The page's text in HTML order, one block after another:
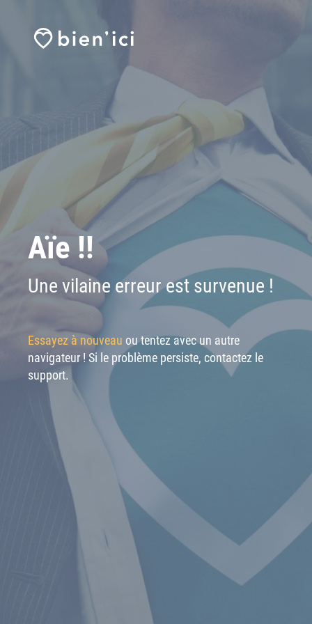
Aïe !!
Une vilaine erreur est survenue !
Essayez à nouveau ou tentez avec un autre
navigateur ! Si le problème persiste, contactez le
support.